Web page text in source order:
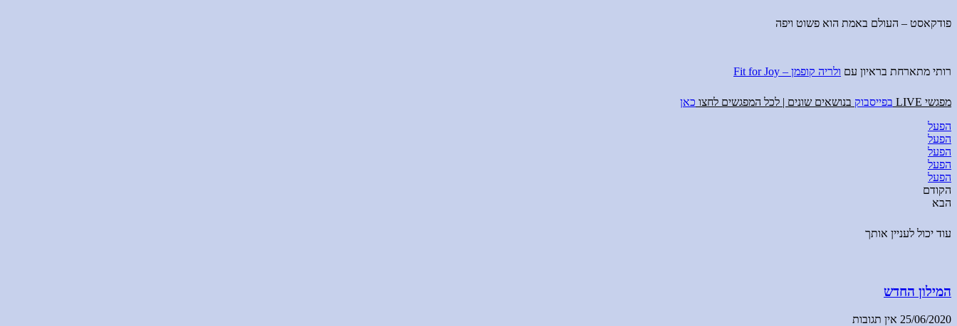
פודקאסט – העולם באמת הוא פשוט ויפה
רותי מתארחת בראיון עם ולריה קופמן – Fit for Joy
מפגשי LIVE בפייסבוק בנושאים שונים | לכל המפגשים לחצו כאן
הפעל
הפעל
הפעל
הפעל
הפעל
הקודם
הבא
עוד יכול לעניין אותך
המילון החדש
25/06/2020 אין תגובות